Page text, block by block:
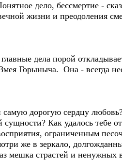
дело, бессмертие -
жизни и преодоления
дела порой
Горыныча. Она - всегда
дорогую сердцу
Как удалось тебе
ограниченным
же в зеркало,
мешка страстей и